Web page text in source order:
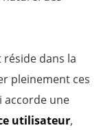
dans la
pleinement ces
accorde une
utilisateur,